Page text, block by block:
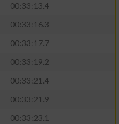
00:33:13.4
00:33:16.3
00:33:17.7
00:33:19.2
00:33:21.4
00:33:21.9
00:33:23.1